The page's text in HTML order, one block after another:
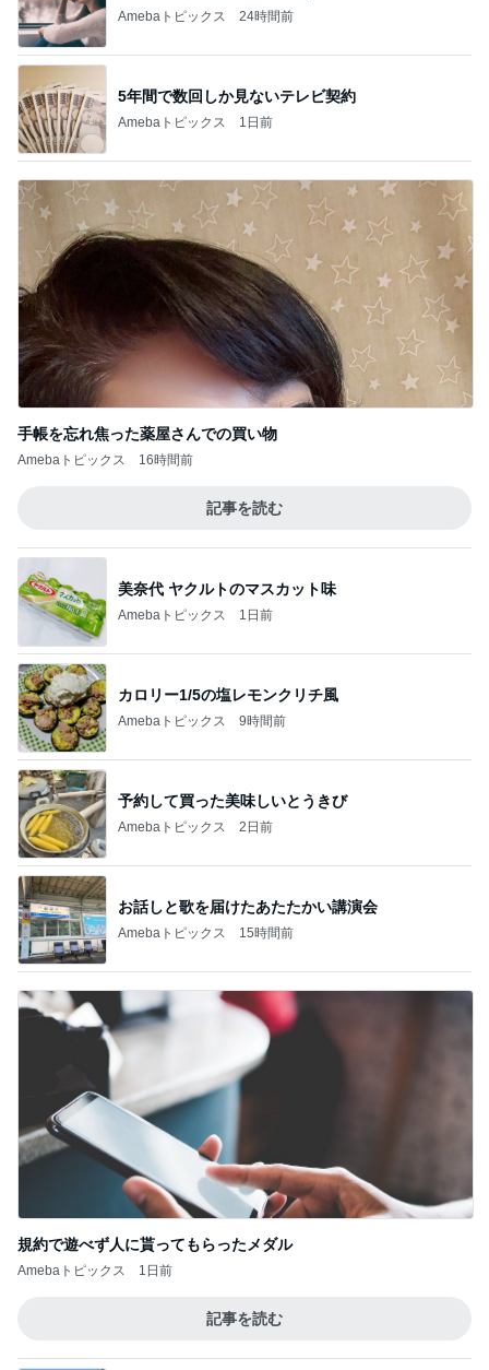
Amebaトピックス 24時間前
5年間で数回しか見ないテレビ契約
Amebaトピックス 1日前
手帳を忘れ焦った薬屋さんでの買い物
Amebaトピックス 16時間前
記事を読む
美奈代 ヤクルトのマスカット味
Amebaトピックス 1日前
カロリー1/5の塩レモンクリチ風
Amebaトピックス 9時間前
予約して買った美味しいとうきび
Amebaトピックス 2日前
お話しと歌を届けたあたたかい講演会
Amebaトピックス 15時間前
規約で遊べず人に貰ってもらったメダル
Amebaトピックス 1日前
記事を読む